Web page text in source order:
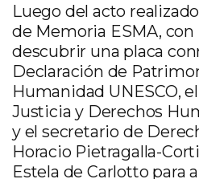
Luego del acto
de Memoria ESMA,
descubrir una placa
Declaración de
Humanidad UNESCO,
Justicia y Derechos
y el secretario de
Horacio Pietragalla-
Estela de Carlotto para